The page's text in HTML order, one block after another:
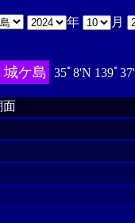
年 月
ケ島 35ﾟ8'N 139ﾟ
面